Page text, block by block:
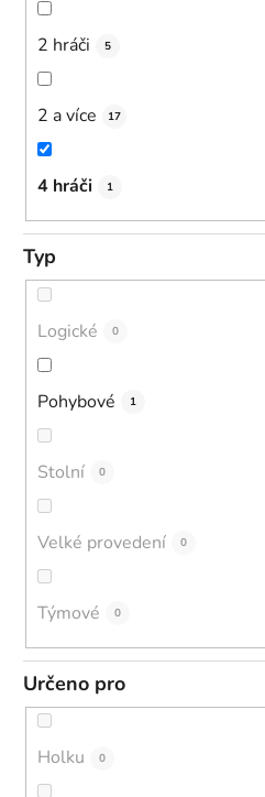
2 hráči 5
2 a více 17
4 hráči 1
Typ
Logické 0
Pohybové 1
Stolní 0
Velké provedení 0
Týmové 0
Určeno pro
Holku 0